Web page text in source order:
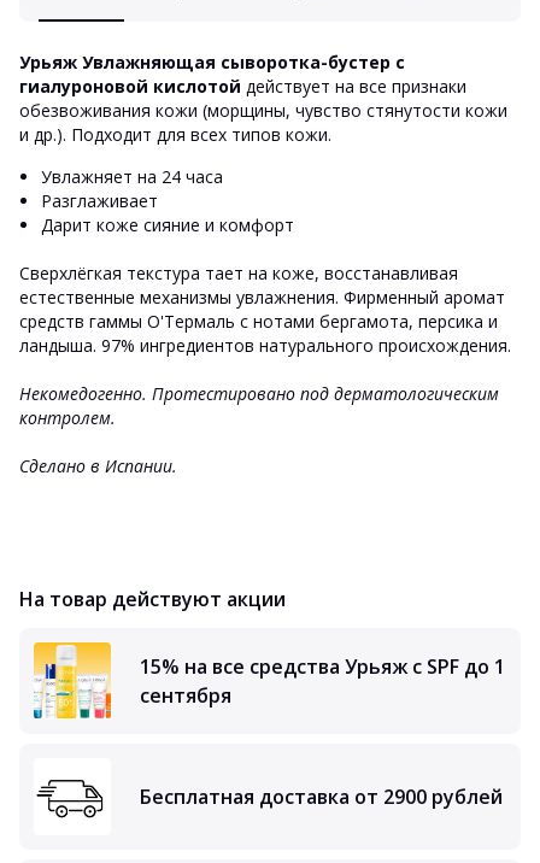
Урьяж Увлажняющая сыворотка-бустер с
гиалуроновой кислотой действует на все признаки
обезвоживания кожи (морщины, чувство стянутости кожи
и др.). Подходит для всех типов кожи.
Увлажняет на 24 часа
Разглаживает
Дарит коже сияние и комфорт
Сверхлёгкая текстура тает на коже, восстанавливая
естественные механизмы увлажнения. Фирменный аромат
средств гаммы О'Термаль с нотами бергамота, персика и
ландыша. 97% ингредиентов натурального происхождения.
Некомедогенно. Протестировано под дерматологическим
контролем.
Сделано в Испании.
На товар действуют акции
15% на все средства Урьяж с SPF до 1
сентября
Бесплатная доставка от 2900 рублей